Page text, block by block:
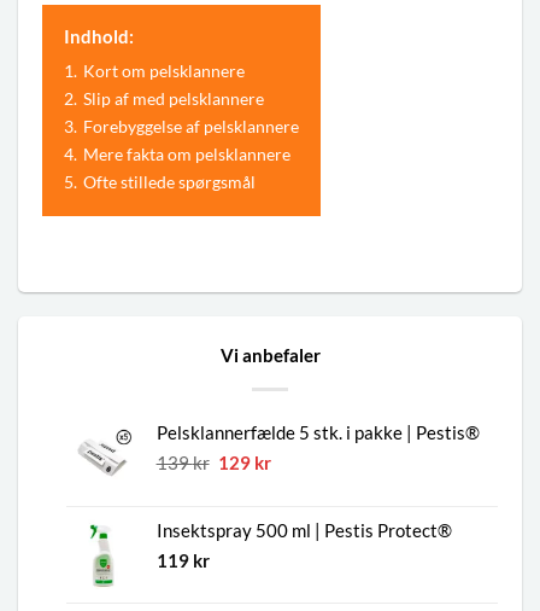
Indhold:
1. Kort om pelsklannere
2. Slip af med pelsklannere
3. Forebyggelse af pelsklannere
4. Mere fakta om pelsklannere
5. Ofte stillede spørgsmål
Vi anbefaler
Pelsklannerfælde 5 stk. i pakke | Pestis®
139kr Den
var:
129 krDen
er:
Insektspray 500 ml | Pestis Protect®
119 kr